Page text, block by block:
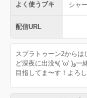
よく使うブキ シャ
配信URL
スプラトゥーン2からは
ど深夜に出没٩( 'ω' )و一緒に遊んでくれるフレ募集中♪ウデマエＸ
目指してま〜す！よろ